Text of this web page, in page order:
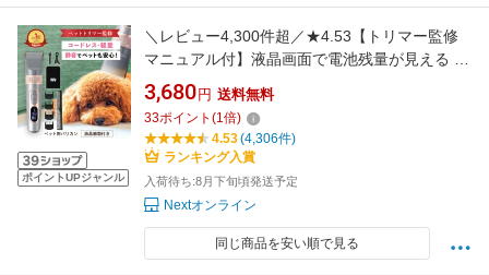
ポイントUPジャンル
＼レビュー4,300件超／★4.53【トリマー監修
マニュアル付】液晶画面で電池残量が見える ペ
ット バリカン 静音 犬用 猫用 充電式 コードレ
ス 5段階調節 アタッチメント4種 足裏 肉球 初
心者 セルフ トリミング グルーミング 水洗い 自
宅ケア 安全設計
3,680 円 送料無料
33ポイント (1倍)
4.53(4,306件)
ランキング入賞
入荷待ち:8月下旬頃発送予定
Nextオンライン
同じ商品を安い順で見る